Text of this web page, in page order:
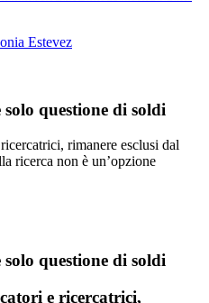
Estevez
questione di soldi
rimanere esclusi dal
ricerca non è un’opzione
questione di soldi
e ricercatrici,